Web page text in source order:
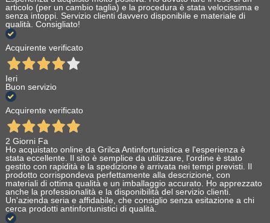
articolo (per un cambio taglia) e la procedura è stata velocissima e
senza intoppi. Servizio clienti davvero disponibile e materiale di
qualità. Consigliato!
Acquirente verificato
Ieri
Buon servizio
Acquirente verificato
2 Giorni Fa
Ho acquistato online da Grilca Antinfortunistica e l'esperienza è
stata eccellente. Il sito è semplice da utilizzare, l'ordine è stato
gestito con rapidità e la spedizione è arrivata nei tempi previsti. Il
prodotto corrispondeva perfettamente alla descrizione, con
materiali di ottima qualità e un imballaggio accurato. Ho apprezzato
anche la professionalità e la disponibilità del servizio clienti.
Un'azienda seria e affidabile, che consiglio senza esitazione a chi
cerca prodotti antinfortunistici di qualità.